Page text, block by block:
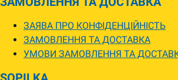
ЗАЯВА ПРО КОНФІДЕНЦІЙНІСТЬ
ЗАМОВЛЕННЯ ТА ДОСТАВКА
УМОВИ ЗАМОВЛЕННЯ ТА